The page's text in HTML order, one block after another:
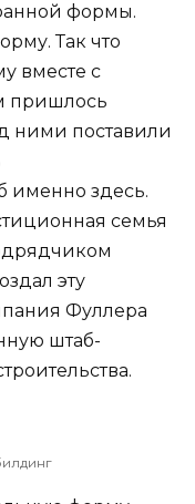
формы.
Так что
вместе с
пришлось
ними поставили
именно здесь.
семья
эту
Фуллера
штаб-